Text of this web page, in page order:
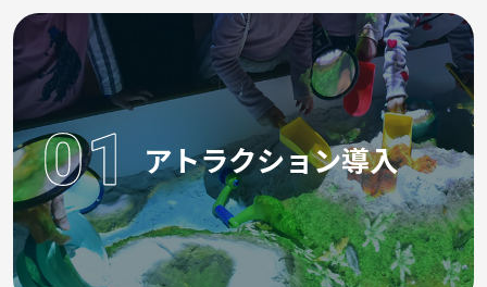
アトラクション導入